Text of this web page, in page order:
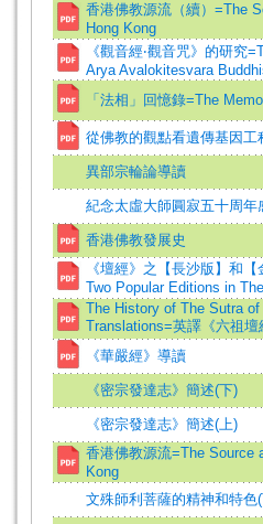
香港佛教源流（續）=The
Hong Kong
《觀音經‧觀音咒》的研究
Arya Avalokitesvara
「法相」回憶錄=The
從佛教的觀點看遺傳基因工
異部宗輪論導讀
紀念太虛大師圓寂五十周年
香港佛教發展史
《壇經》之【長沙版】和
Two Popular Editions in
The History of The Sutra
Translations=英譯《六祖
《華嚴經》導讀
《密宗發達志》簡述(下)
《密宗發達志》簡述(上)
香港佛教源流=The Source
Kong
文殊師利菩薩的精神和特色